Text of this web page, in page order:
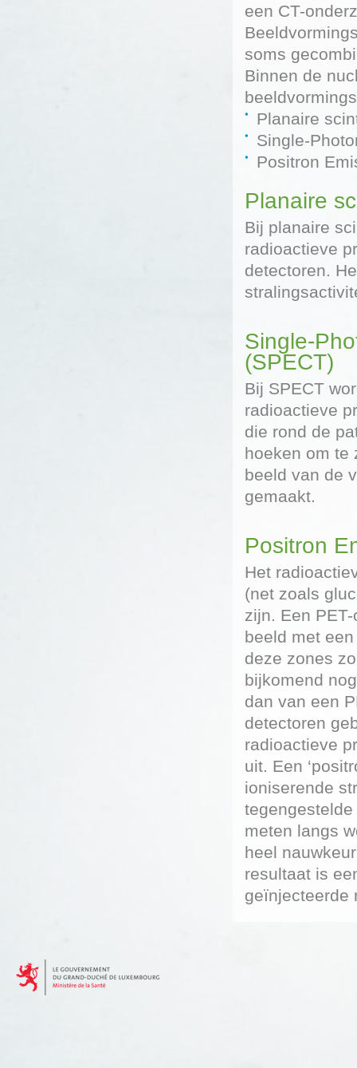
een CT-
soms
Binnen de
Planaire
Single-
Positron
Planaire
Bij planaire
radioactieve
detectoren.
Single-
(SPECT)
Bij SPECT
radioactieve
die rond de
hoeken om te
beeld van de
gemaakt.
Positron
Het
(net zoals
zijn. Een
beeld met
deze zones
bijkomend
dan van een
detectoren
radioactieve
uit. Een
ioniserende
meten langs
heel
resultaat is
geïnjecteerde